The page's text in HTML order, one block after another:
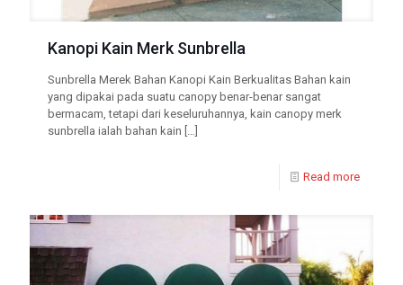
Kanopi Kain Merk Sunbrella
Sunbrella Merek Bahan Kanopi Kain Berkualitas Bahan kain
yang dipakai pada suatu canopy benar-benar sangat
bermacam, tetapi dari keseluruhannya, kain canopy merk
sunbrella ialah bahan kain
Read more